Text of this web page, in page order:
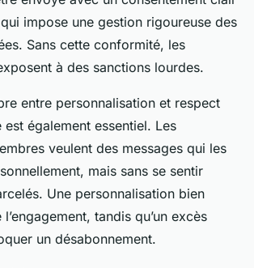
impose une gestion rigoureuse des
Sans cette conformité, les
à des sanctions lourdes.
entre personnalisation et respect
également essentiel. Les
veulent des messages qui les
mais sans se sentir
Une personnalisation bien
tandis qu’un excès
un désabonnement.